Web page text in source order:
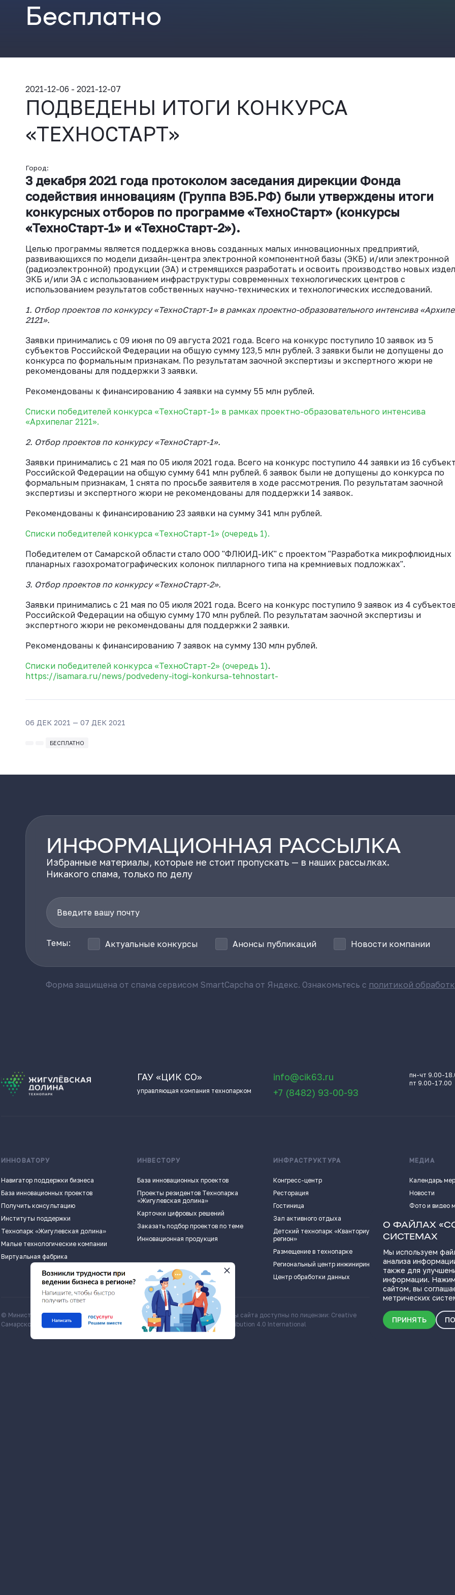
Бесплатно
2021-12-06 - 2021-12-07
ПОДВЕДЕНЫ ИТОГИ КОНКУРСА
«ТЕХНОСТАРТ»
Город:
3 декабря 2021 года протоколом заседания дирекции Фонда
содействия инновациям (Группа ВЭБ.РФ) были утверждены итоги
конкурсных отборов по программе «ТехноСтарт» (конкурсы
«ТехноСтарт-1» и «ТехноСтарт-2»).
Целью программы является поддержка вновь созданных малых инновационных предприятий,
развивающихся по модели дизайн-центра электронной компонентной базы (ЭКБ) и/или электронной
(радиоэлектронной) продукции (ЭА) и стремящихся разработать и освоить производство новых
ЭКБ и/или ЭА с использованием инфраструктуры современных технологических центров с
использованием результатов собственных научно-технических и технологических исследований.
1. Отбор проектов по конкурсу «ТехноСтарт-1» в рамках проектно-образовательного интенсива
2121».
Заявки принимались с 09 июня по 09 августа 2021 года. Всего на конкурс поступило 10 заявок из 5
субъектов Российской Федерации на общую сумму 123,5 млн рублей. 3 заявки были не допущены до
конкурса по формальным признакам. По результатам заочной экспертизы и экспертного жюри не
рекомендованы для поддержки 3 заявки.
Рекомендованы к финансированию 4 заявки на сумму 55 млн рублей.
Списки победителей конкурса «ТехноСтарт-1» в рамках проектно-образовательного интенсива
«Архипелаг 2121».
2. Отбор проектов по конкурсу «ТехноСтарт-1».
Заявки принимались с 21 мая по 05 июля 2021 года. Всего на конкурс поступило 44 заявки из 16
Российской Федерации на общую сумму 641 млн рублей. 6 заявок были не допущены до конкурса по
формальным признакам, 1 снята по просьбе заявителя в ходе рассмотрения. По результатам заочной
экспертизы и экспертного жюри не рекомендованы для поддержки 14 заявок.
Рекомендованы к финансированию 23 заявки на сумму 341 млн рублей.
Списки победителей конкурса «ТехноСтарт-1» (очередь 1).
Победителем от Самарской области стало ООО "ФЛЮИД-ИК" с проектом "Разработка микрофлюидных
планарных газохроматографических колонок пилларного типа на кремниевых подложках".
3. Отбор проектов по конкурсу «ТехноСтарт-2».
Заявки принимались с 21 мая по 05 июля 2021 года. Всего на конкурс поступило 9 заявок из 4
Российской Федерации на общую сумму 170 млн рублей. По результатам заочной экспертизы и
экспертного жюри не рекомендованы для поддержки 2 заявки.
Рекомендованы к финансированию 7 заявок на сумму 130 млн рублей.
Списки победителей конкурса «ТехноСтарт-2» (очередь 1).
https://isamara.ru/news/podvedeny-itogi-konkursa-tehnostart-
06 ДЕК 2021 — 07 ДЕК 2021
БЕСПЛАТНО
ИНФОРМАЦИОННАЯ РАССЫЛКА
Избранные материалы, которые не стоит пропускать — в наших рассылках.
Никакого спама, только по делу
Темы: Актуальные конкурсы Анонсы публикаций Новости компании
Форма защищена от спама сервисом SmartCapcha от Яндекс. Ознакомьтесь с политикой
ГАУ «ЦИК СО»
управляющая компания технопарком
info@cik63.ru
+7 (8482) 93-00-93
пн-чт 9.00-
пт 9.00-17.00
ИННОВАТОРУ
Навигатор поддержки бизнеса
База инновационных проектов
Получить консультацию
Институты поддержки
Технопарк «Жигулевская долина»
Малые технологические компании
Виртуальная фабрика
ИНВЕСТОРУ
База инновационных проектов
Проекты резидентов Технопарка
«Жигулевская долина»
Карточки цифровых решений
Заказать подбор проектов по теме
Инновационная продукция
ИНФРАСТРУКТУРА
Конгресс-центр
Ресторация
Гостиница
Зал активного отдыха
Детский технопарк «Кванториум - 63
регион»
Размещение в технопарке
Региональный центр инжиниринга
Центр обработки данных
МЕДИА
Календарь
Новости
Фото и видео
Истории успеха
ПОЛЕЗНЫЕ
© Министерство экономического развития и инвестиций
Самарской области, economy.samregion.ru, 2026
Все материалы сайта доступны по лицензии: Creative
Commons Attribution 4.0 International
Скачать
о Самарской области
О ФАЙЛАХ
СИСТЕМАХ
Мы используем
анализа
также для
информации.
сайтом, вы
метрических
ПРИНЯТЬ